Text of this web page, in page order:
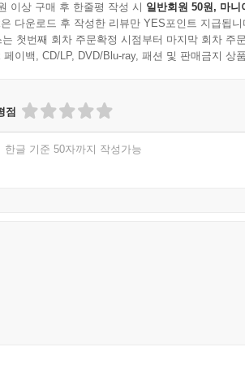
이상 구매 후 한줄평 작성 시 일반회원 50원, 마니
다운로드 후 작성한 리뷰만 YES포인트 지급됩니
는 첫번째 회차 주문확정 시점부터 마지막 회차 주
페이백, CD/LP, DVD/Blu-ray, 패션 및 판매금지 상
점
한글 기준 50자까지 작성가능